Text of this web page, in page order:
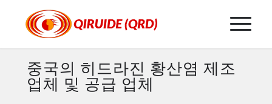
중국의 히드라진 황산염 제조
업체 및 공급 업체